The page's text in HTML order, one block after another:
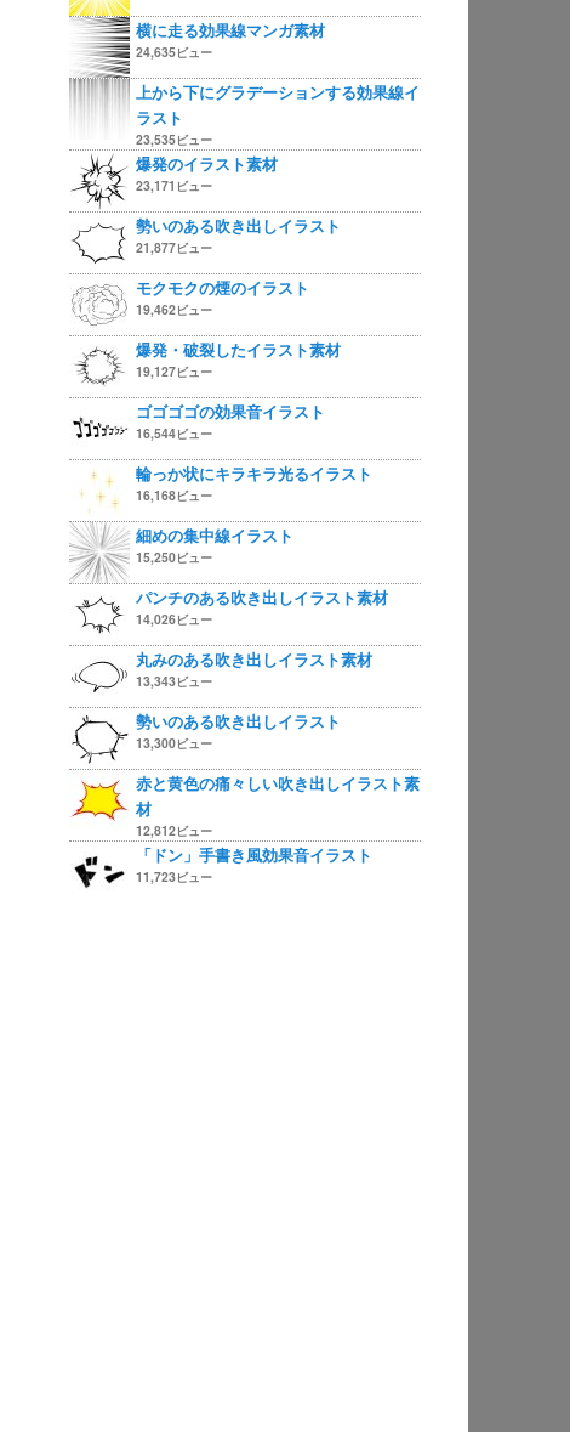
横に走る効果線マンガ素材
24,635ビュー
上から下にグラデーションする効果線イ
ラスト
23,535ビュー
爆発のイラスト素材
23,171ビュー
勢いのある吹き出しイラスト
21,877ビュー
モクモクの煙のイラスト
19,462ビュー
爆発・破裂したイラスト素材
19,127ビュー
ゴゴゴゴの効果音イラスト
16,544ビュー
輪っか状にキラキラ光るイラスト
16,168ビュー
細めの集中線イラスト
15,250ビュー
パンチのある吹き出しイラスト素材
14,026ビュー
丸みのある吹き出しイラスト素材
13,343ビュー
勢いのある吹き出しイラスト
13,300ビュー
赤と黄色の痛々しい吹き出しイラスト素
材
12,812ビュー
「ドン」手書き風効果音イラスト
11,723ビュー